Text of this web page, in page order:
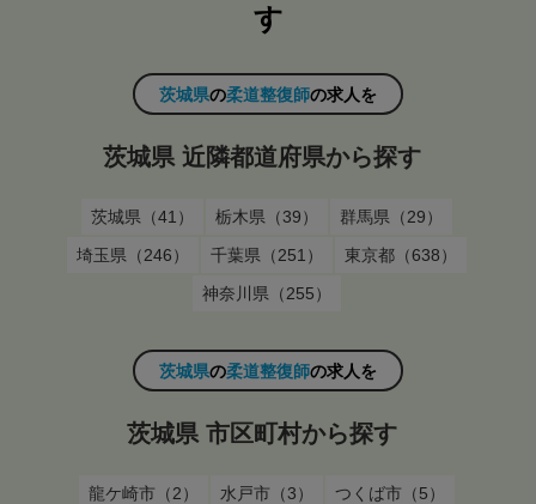
す
茨城県の柔道整復師の求人を
茨城県 近隣都道府県から探す
茨城県（41） 栃木県（39）
群馬県（29）
埼玉県（246）
千葉県（251）
東京都（638）
神奈川県（255）
茨城県の柔道整復師の求人を
茨城県 市区町村から探す
龍ケ崎市（2） 水戸市（3）
つくば市（5）